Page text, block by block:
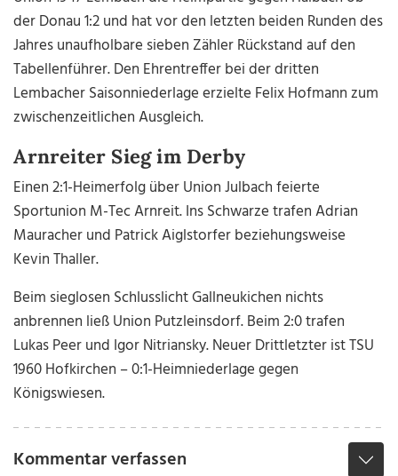
der Donau 1:2 und hat vor den letzten beiden Runden des
Jahres unaufholbare sieben Zähler Rückstand auf den
Tabellenführer. Den Ehrentreffer bei der dritten
Lembacher Saisonniederlage erzielte Felix Hofmann zum
zwischenzeitlichen Ausgleich.
Arnreiter Sieg im Derby
Einen 2:1-Heimerfolg über Union Julbach feierte
Sportunion M-Tec Arnreit. Ins Schwarze trafen Adrian
Mauracher und Patrick Aiglstorfer beziehungsweise
Kevin Thaller.
Beim sieglosen Schlusslicht Gallneukichen nichts
anbrennen ließ Union Putzleinsdorf. Beim 2:0 trafen
Lukas Peer und Igor Nitriansky. Neuer Drittletzter ist TSU
1960 Hofkirchen – 0:1-Heimniederlage gegen
Königswiesen.
Kommentar verfassen